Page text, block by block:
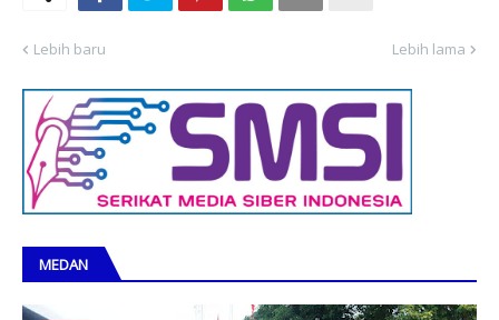
Lebih baru Lebih lama
MEDAN